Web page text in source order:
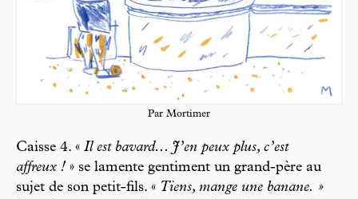
Par Mortimer
Caisse 4. « Il est bavard... J’en peux plus, c’est
affreux ! » se lamente gentiment un grand-père au
sujet de son petit-fils. « Tiens, mange une banane. »